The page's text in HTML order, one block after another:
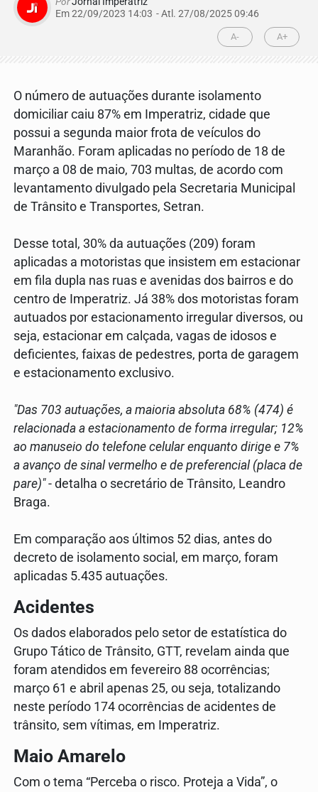
Em 22/09/2023 14:03 - Atl. 27/08/2025 09:46
A- A+
O número de autuações durante isolamento
domiciliar caiu 87% em Imperatriz, cidade que
possui a segunda maior frota de veículos do
Maranhão. Foram aplicadas no período de 18 de
março a 08 de maio, 703 multas, de acordo com
levantamento divulgado pela Secretaria Municipal
de Trânsito e Transportes, Setran.
Desse total, 30% da autuações (209) foram
aplicadas a motoristas que insistem em estacionar
em fila dupla nas ruas e avenidas dos bairros e do
centro de Imperatriz. Já 38% dos motoristas foram
autuados por estacionamento irregular diversos, ou
seja, estacionar em calçada, vagas de idosos e
deficientes, faixas de pedestres, porta de garagem
e estacionamento exclusivo.
"Das 703 autuações, a maioria absoluta 68% (474) é
relacionada a estacionamento de forma irregular; 12%
ao manuseio do telefone celular enquanto dirige e 7%
a avanço de sinal vermelho e de preferencial (placa de
pare)"- detalha o secretário de Trânsito, Leandro
Braga.
Em comparação aos últimos 52 dias, antes do
decreto de isolamento social, em março, foram
aplicadas 5.435 autuações.
Acidentes
Os dados elaborados pelo setor de estatística do
Grupo Tático de Trânsito, GTT, revelam ainda que
foram atendidos em fevereiro 88 ocorrências;
março 61 e abril apenas 25, ou seja, totalizando
neste período 174 ocorrências de acidentes de
trânsito, sem vítimas, em Imperatriz.
Maio Amarelo
Com o tema “Perceba o risco. Proteja a Vida”, o